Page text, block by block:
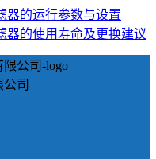
器的运行参数与设置
器的使用寿命及更换建议
司